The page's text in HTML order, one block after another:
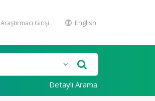
Araştırmacı Girişi English
Detaylı Arama